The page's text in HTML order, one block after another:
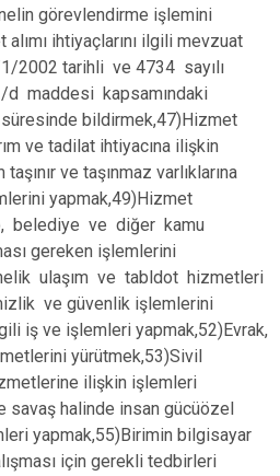
görevlendirme işlemini
ihtiyaçlarını ilgili mevzuat
2002 tarihli ve 4734 sayılı
d maddesi kapsamındaki
süresinde bildirmek,47)Hizmet
ve tadilat ihtiyacına ilişkin
ve taşınmaz varlıklarına
yapmak,49)Hizmet
belediye ve diğer kamu
gereken işlemlerini
ulaşım ve tabldot hizmetleri
ve güvenlik işlemlerini
iş ve işlemleri yapmak,52)Evrak,
yürütmek,53)Sivil
ilişkin işlemleri
savaş halinde insan gücüözel
yapmak,55)Birimin bilgisayar
için gerekli tedbirleri